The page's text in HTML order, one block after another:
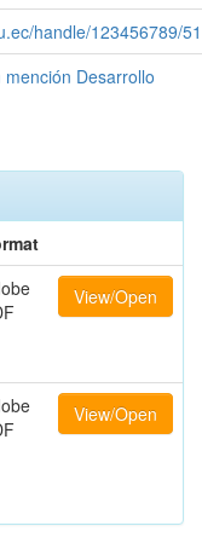
handle/123456789/
Desarrollo
View/Open
View/Open